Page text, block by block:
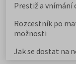
Prestiž a vnímání
Rozcestník po
možnosti
Jak se dostat na